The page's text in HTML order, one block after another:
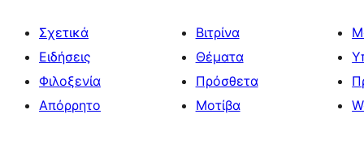
Σχετικά
Ειδήσεις
Φιλοξενία
Απόρρητο
Βιτρίνα
Θέματα
Πρόσθετα
Μοτίβα